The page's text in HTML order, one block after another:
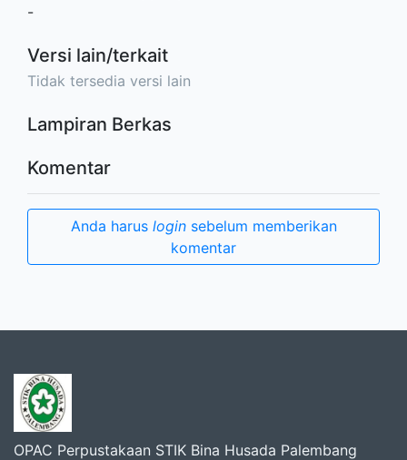
-
Versi lain/terkait
Tidak tersedia versi lain
Lampiran Berkas
Komentar
Anda harus loginsebelum memberikan
komentar
OPAC Perpustakaan STIK Bina Husada Palembang